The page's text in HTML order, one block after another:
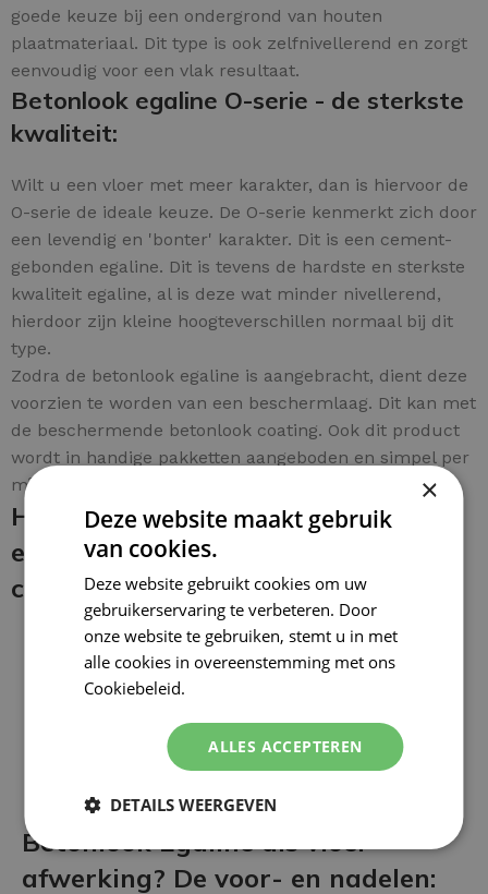
goede keuze bij een ondergrond van houten
plaatmateriaal. Dit type is ook zelfnivellerend en zorgt
eenvoudig voor een vlak resultaat.
Betonlook egaline O-serie - de sterkste
kwaliteit:
Wilt u een vloer met meer karakter, dan is hiervoor de
O-serie de ideale keuze. De O-serie kenmerkt zich door
een levendig en 'bonter' karakter. Dit is een cement-
gebonden egaline. Dit is tevens de hardste en sterkste
kwaliteit egaline, al is deze wat minder nivellerend,
hierdoor zijn kleine hoogteverschillen normaal bij dit
type.
Zodra de betonlook egaline is aangebracht, dient deze
voorzien te worden van een beschermlaag. Dit kan met
de beschermende betonlook coating. Ook dit product
wordt in handige pakketten aangeboden en simpel per
m² te bestellen.
Het aanbrengen van de betonlook
egaline en de beschermende
coating:
Betonlook Egaline als vloer
afwerking? De voor- en nadelen:
×
Deze website maakt gebruik
van cookies.
Deze website gebruikt cookies om uw
gebruikerservaring te verbeteren. Door
onze website te gebruiken, stemt u in met
alle cookies in overeenstemming met ons
Cookiebeleid.
ALLES ACCEPTEREN
DETAILS WEERGEVEN